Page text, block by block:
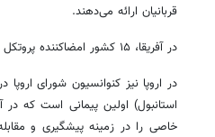
قربانیان ارائه می‌دهند.
در آفریقا، ۱۵ کشور امضاکننده پروتکل ماپوتو متعهد شده‌اند که ختنه زنان را ریشه‌کن کنند.
در اروپا نیز کنوانسیون شورای
استانبول) اولین پیمانی است که
خاصی را در زمینه پیشگیری و